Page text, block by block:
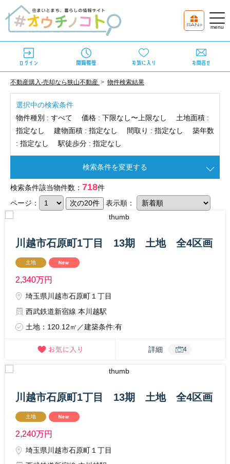
不動産購⼊‧売却なら狭⼭不動産 物件検索結果
選択中の検索条件
物件種別 : すべて 価格 : 下限なし〜上限なし 土地面積 :
指定なし 建物面積 : 指定なし 間取り : 指定なし 築年数
: 指定なし 駅徒歩分 : 指定なし
検索条件を変更する
検索条件該当物件数： 718件
ページ：
表示順：
川越市石原町1丁目 13期 土地 全4区画
土地
2,340万円
埼玉県川越市石原町１丁目
西武鉄道新宿線 本川越駅
土地：120.12㎡／建築条件:有
詳細 4
川越市石原町1丁目 13期 土地 全4区画
土地
2,240万円
埼玉県川越市石原町１丁目